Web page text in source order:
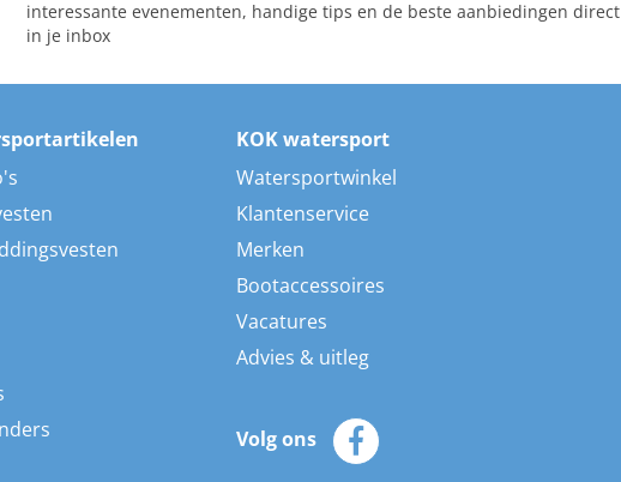
interessante evenementen, handige tips en de beste aanbiedingen direct
in je inbox
KOK watersport
Watersportwinkel
Klantenservice
Merken
Bootaccessoires
Vacatures
Advies & uitleg
Volg ons